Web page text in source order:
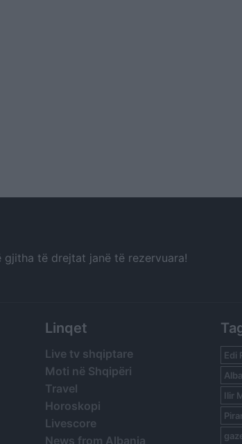
gjitha të drejtat janë të rezervuara!
Linqet
Live tv shqiptare
Moti në Shqipëri
Travel
Horoskopi
Livescore
News from Albania
Edi
Ilir